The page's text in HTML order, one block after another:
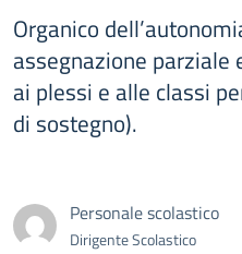
Organico
assegnazione parziale
ai plessi e alle classi
di sostegno).
Personale scolastico
Dirigente Scolastico